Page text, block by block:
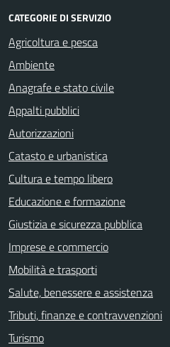
CATEGORIE DI SERVIZIO
Agricoltura e pesca
Ambiente
Anagrafe e stato civile
Appalti pubblici
Autorizzazioni
Catasto e urbanistica
Cultura e tempo libero
Educazione e formazione
Giustizia e sicurezza pubblica
Imprese e commercio
Mobilità e trasporti
Salute, benessere e assistenza
Tributi, finanze e contravvenzioni
Turismo